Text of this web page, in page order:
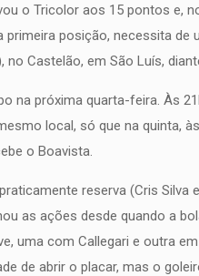
o Tricolor aos 15 pontos e,
primeira posição, necessita
no Castelão, em São Luís,
na próxima quarta-feira. Às
local, só que na quinta,
o Boavista.
reserva (Cris
as ações desde quando a
uma com Callegari e outra
de abrir o placar, mas o